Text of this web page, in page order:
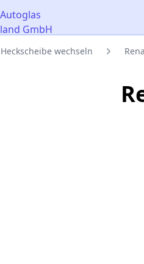
Deutschland GmbH
Heckscheibe wechseln